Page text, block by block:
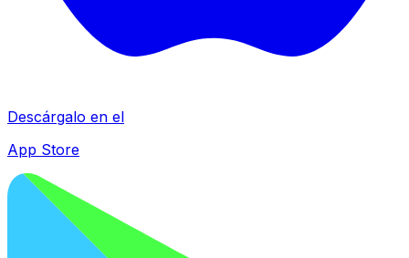
Descárgalo en el
App Store